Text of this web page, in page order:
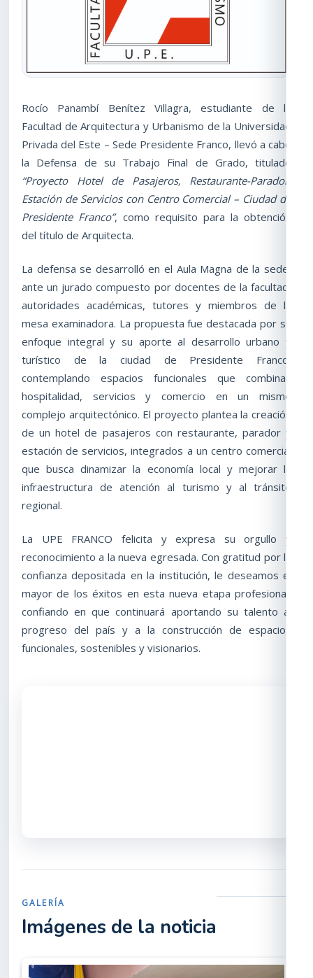
Rocío Panambí Benítez Villagra, estudiante de la
Facultad de Arquitectura y Urbanismo de la Universidad
Privada del Este – Sede Presidente Franco, llevó a cabo
la Defensa de su Trabajo Final de Grado, titulado
“Proyecto Hotel de Pasajeros, Restaurante-Parador,
Estación de Servicios con Centro Comercial – Ciudad de
Presidente Franco”, como requisito para la obtención
del título de Arquitecta.
La defensa se desarrolló en el Aula Magna de la sede,
ante un jurado compuesto por docentes de la facultad,
autoridades académicas, tutores y miembros de la
mesa examinadora. La propuesta fue destacada por su
enfoque integral y su aporte al desarrollo urbano y
turístico de la ciudad de Presidente Franco,
contemplando espacios funcionales que combinan
hospitalidad, servicios y comercio en un mismo
complejo arquitectónico. El proyecto plantea la creación
de un hotel de pasajeros con restaurante, parador y
estación de servicios, integrados a un centro comercial
que busca dinamizar la economía local y mejorar la
infraestructura de atención al turismo y al tránsito
regional.
La UPE FRANCO felicita y expresa su orgullo y
reconocimiento a la nueva egresada. Con gratitud por la
confianza depositada en la institución, le deseamos el
mayor de los éxitos en esta nueva etapa profesional,
confiando en que continuará aportando su talento al
progreso del país y a la construcción de espacios
funcionales, sostenibles y visionarios.
GALERÍA
Imágenes de la noticia